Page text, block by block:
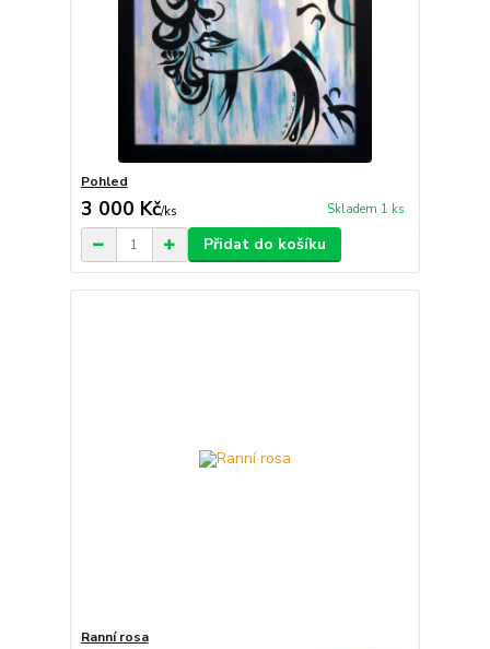
Pohled
3 000 Kč/ks Skladem 1 ks
Přidat do košíku
Ranní rosa